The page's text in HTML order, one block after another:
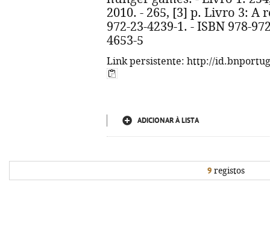
2010. - 265, [3] p. Livro 3: A
972-23-4239-1. - ISBN 978-
4653-5
Link persistente: http://
ADICIONAR À LISTA
9 registos